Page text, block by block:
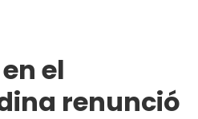
el
renunció